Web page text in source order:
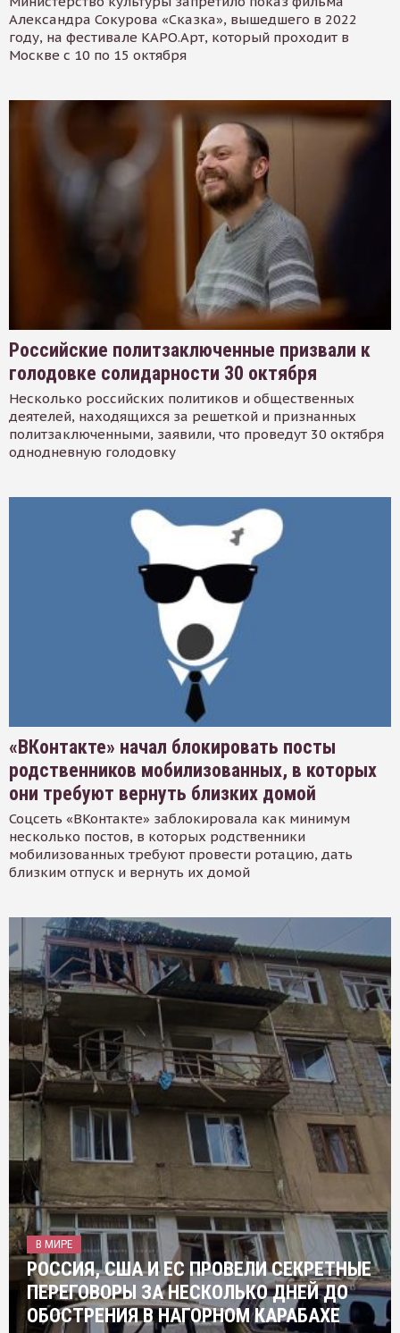
Александра Сокурова «Сказка», вышедшего в 2022
году, на фестивале КАРО.Арт, который проходит в
Москве с 10 по 15 октября
Российские политзаключенные призвали к
голодовке солидарности 30 октября
Несколько российских политиков и общественных
деятелей, находящихся за решеткой и признанных
политзаключенными, заявили, что проведут 30 октября
однодневную голодовку
«ВКонтакте» начал блокировать посты
родственников мобилизованных, в которых
они требуют вернуть близких домой
Соцсеть «ВКонтакте» заблокировала как минимум
несколько постов, в которых родственники
мобилизованных требуют провести ротацию, дать
близким отпуск и вернуть их домой
В МИРЕ
РОССИЯ, США И ЕС ПРОВЕЛИ СЕКРЕТНЫЕ
ПЕРЕГОВОРЫ ЗА НЕСКОЛЬКО ДНЕЙ ДО
ОБОСТРЕНИЯ В НАГОРНОМ КАРАБАХЕ